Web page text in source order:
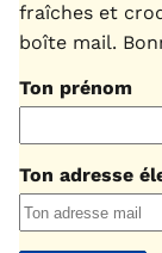
fraîches et
boîte mail.
Ton prénom
Ton adresse